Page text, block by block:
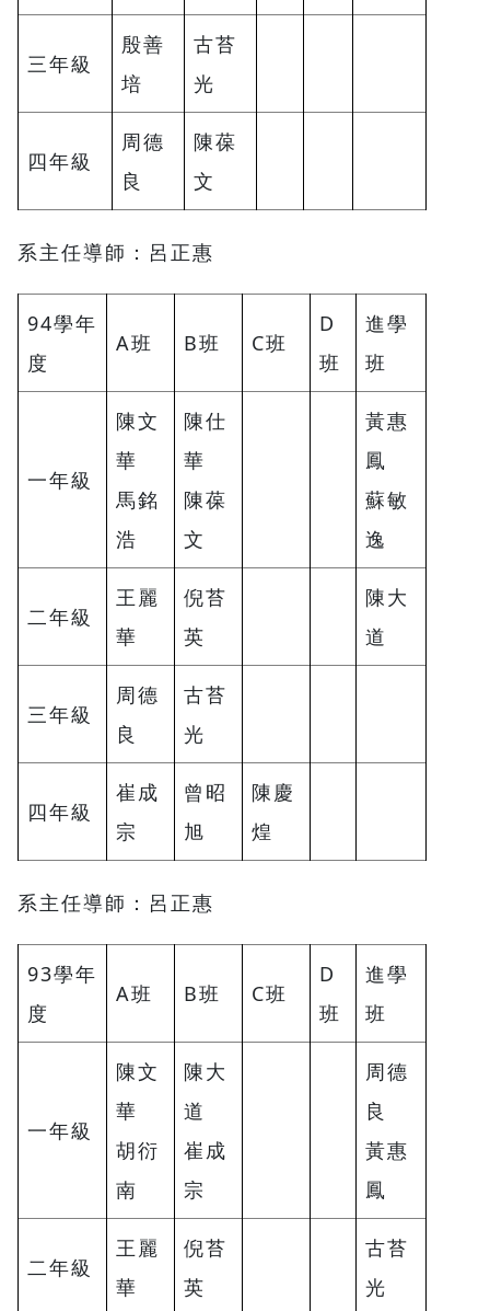
三年級
殷善
培
古苔
光
四年級
周德
良
陳葆
文
系主任導師：呂正惠
94學年
度
A班 B班 C班
D
班
進學
班
一年級
陳文
華
馬銘
浩
陳仕
華
陳葆
文
黃惠
鳳
蘇敏
逸
二年級
王麗
華
倪苔
英
陳大
道
三年級
周德
良
古苔
光
四年級
崔成
宗
曾昭
旭
陳慶
煌
系主任導師：呂正惠
93學年
度
A班 B班 C班
D
班
進學
班
一年級
陳文
華
胡衍
南
陳大
道
崔成
宗
周德
良
黃惠
鳳
二年級
王麗
華
倪苔
英
古苔
光